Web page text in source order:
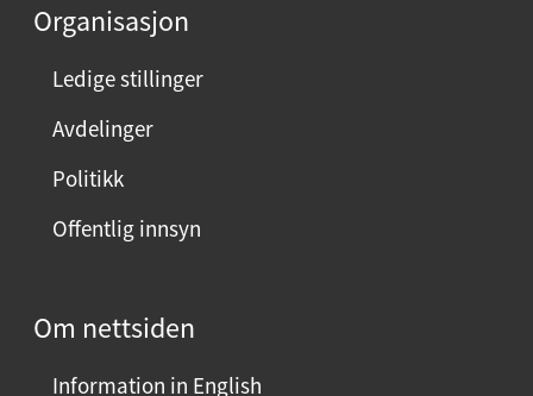
Organisasjon
Ledige stillinger
Avdelinger
Politikk
Offentlig innsyn
Om nettsiden
Information in English